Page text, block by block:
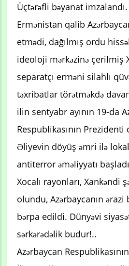
Üçtərəfli bəyanat
Ermənistan qalib
etmədi, dağılmış ordu
ideoloji mərkəzinə çerilmiş
separatçı erməni silahlı
təxribatlar törətməkdə
ilin sentyabr ayının 19-da
Respublikasının Prezidenti
Əliyevin döyüş əmri ilə
antiterror əməliyyatı
Xocalı rayonları, Xankəndi
olundu, Azərbaycanın
bərpa edildi. Dünyəvi
sərkərədəlik budur!..
Azərbaycan